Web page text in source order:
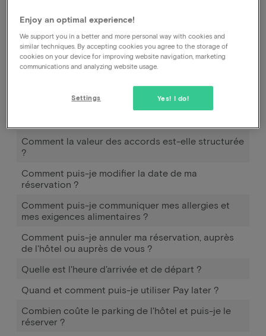
Comment fonctionne Pay later ?
J'ai réservé et payé, mais je n'ai pas encore reçu de
confirmation.
Déplacer la réservation
Quelles sont les mesures actuelles de Corona
dans les hôtels et les installations ?
Comment la valeur des accords est-elle structurée
?
Comment puis-je modifier la date de ma
réservation ?
Comment puis-je communiquer mes allergies et
mes exigences alimentaires ?
Comment puis-je annuler ma réservation, auprès
de l'hôtel ou auprès de vous ?
Quelle est l'heure d'arrivée et de départ ?
Quand et comment puis-je utiliser Pay later ?
Combien coûte le parking de l'hôtel et puis-je le
réserver ?
Enjoy an optimal experience!
We support you in a better and more personal way with cookies and
similar techniques. By accepting cookies you agree to the storage of
cookies on your device for improving website navigation, marketing
communications and analyzing website usage.
Yes! I do!
Settings